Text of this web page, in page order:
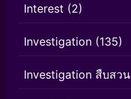
Interest (2)
Investigation (135)
Investigation สืบสวน